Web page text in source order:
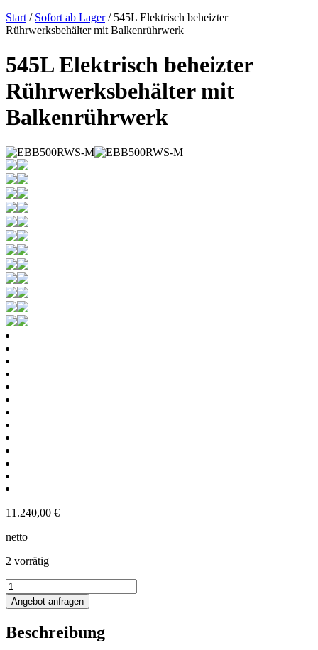
Start / Sofort ab Lager/ 545L Elektrisch beheizter
Rührwerksbehälter mit Balkenrührwerk
545L Elektrisch beheizter
Rührwerksbehälter mit
Balkenrührwerk
11.240,00 €
netto
2 vorrätig
545L
Elektrisch
beheizter
mit
Angebot anfragen
Beschreibung